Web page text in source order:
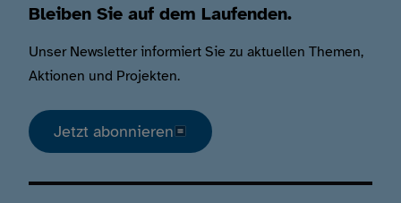
Bleiben Sie auf dem Laufenden.
Unser Newsletter informiert Sie zu aktuellen Themen,
Aktionen und Projekten.
Jetzt abonnieren